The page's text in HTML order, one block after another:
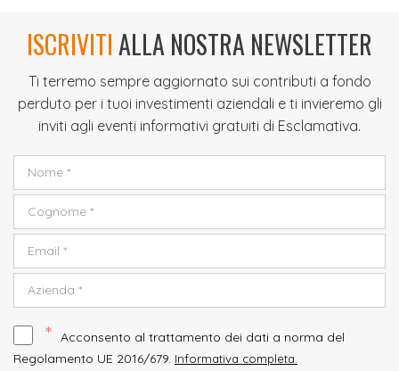
ISCRIVITIALLA NOSTRA NEWSLETTER
Ti terremo sempre aggiornato sui contributi a fondo
perduto per i tuoi investimenti aziendali e ti invieremo gli
inviti agli eventi informativi gratuiti di Esclamativa.
* Acconsento al trattamento dei dati a norma del
Regolamento UE 2016/679. Informativa completa.